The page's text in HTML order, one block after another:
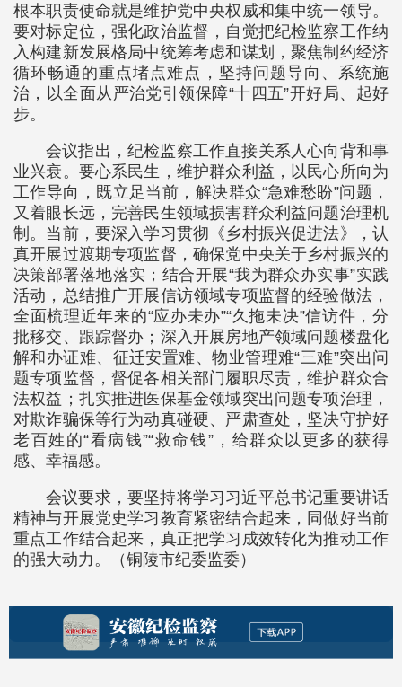
根本职责使命就是维护党中央权威和集中统一领导。
要对标定位，强化政治监督，自觉把纪检监察工作纳
入构建新发展格局中统筹考虑和谋划，聚焦制约经济
循环畅通的重点堵点难点，坚持问题导向、系统施
治，以全面从严治党引领保障“十四五”开好局、起好
步。
会议指出，纪检监察工作直接关系人心向背和事
业兴衰。要心系民生，维护群众利益，以民心所向为
工作导向，既立足当前，解决群众“急难愁盼”问题，
又着眼长远，完善民生领域损害群众利益问题治理机
制。当前，要深入学习贯彻《乡村振兴促进法》，认
真开展过渡期专项监督，确保党中央关于乡村振兴的
决策部署落地落实；结合开展“我为群众办实事”实践
活动，总结推广开展信访领域专项监督的经验做法，
全面梳理近年来的“应办未办”“久拖未决”信访件，分
批移交、跟踪督办；深入开展房地产领域问题楼盘化
解和办证难、征迁安置难、物业管理难“三难”突出问
题专项监督，督促各相关部门履职尽责，维护群众合
法权益；扎实推进医保基金领域突出问题专项治理，
对欺诈骗保等行为动真碰硬、严肃查处，坚决守护好
老百姓的“看病钱”“救命钱”，给群众以更多的获得
感、幸福感。
会议要求，要坚持将学习习近平总书记重要讲话
精神与开展党史学习教育紧密结合起来，同做好当前
重点工作结合起来，真正把学习成效转化为推动工作
的强大动力。（铜陵市纪委监委）